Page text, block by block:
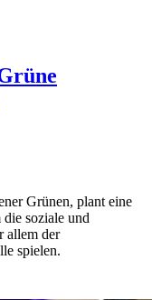
Grünen, plant eine
soziale und
allem der
spielen.